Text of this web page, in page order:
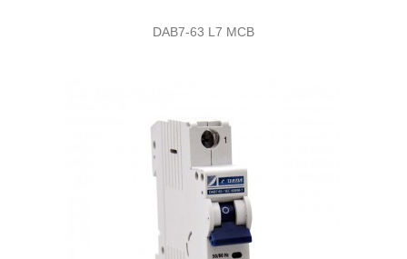
DAB7-63 L7 MCB